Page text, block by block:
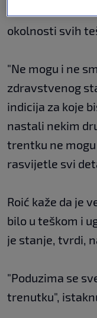
okolnosti svih
"Ne mogu i ne
zdravstvenog
indicija za koje
nastali nekim
trentku ne
rasvijetle svi
Roić kaže da je
bilo u teškom i
je stanje, tvrdi,
"Poduzima se
trenutku",